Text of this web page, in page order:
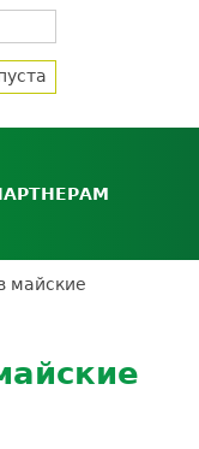
мер для
кабинет
партнёра
Экскурсия в
майские